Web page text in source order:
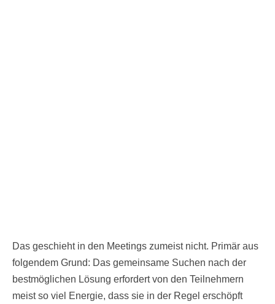
Das geschieht in den Meetings zumeist nicht. Primär aus
folgendem Grund: Das gemeinsame Suchen nach der
bestmöglichen Lösung erfordert von den Teilnehmern
meist so viel Energie, dass sie in der Regel erschöpft